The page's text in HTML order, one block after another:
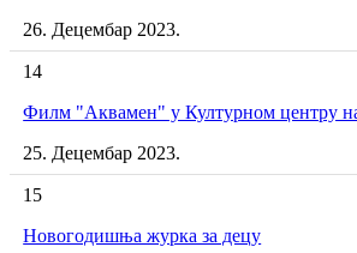
26. Децембар 2023.
14
Филм "Аквамен" у Културном центру
25. Децембар 2023.
15
Новогодишња журка за децу